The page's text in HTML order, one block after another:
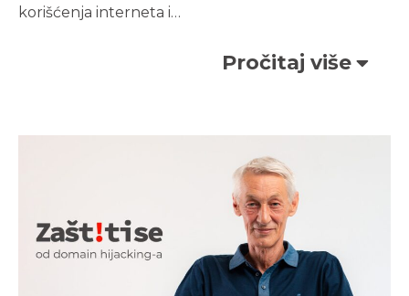
korišćenja interneta i…
Pročitaj više